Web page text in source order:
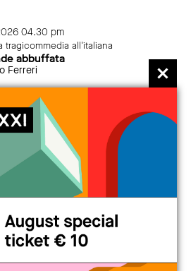
04.30 pm
tragicommedia all'italiana
abbuffata
Ferreri
> 20 Sep 2026
Sciarroni
tiny version
our newsletter and keep up to
going on at MAXXI